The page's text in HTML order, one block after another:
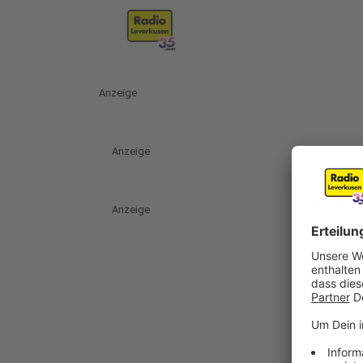
Anzeige
Anzeige
Anzeige